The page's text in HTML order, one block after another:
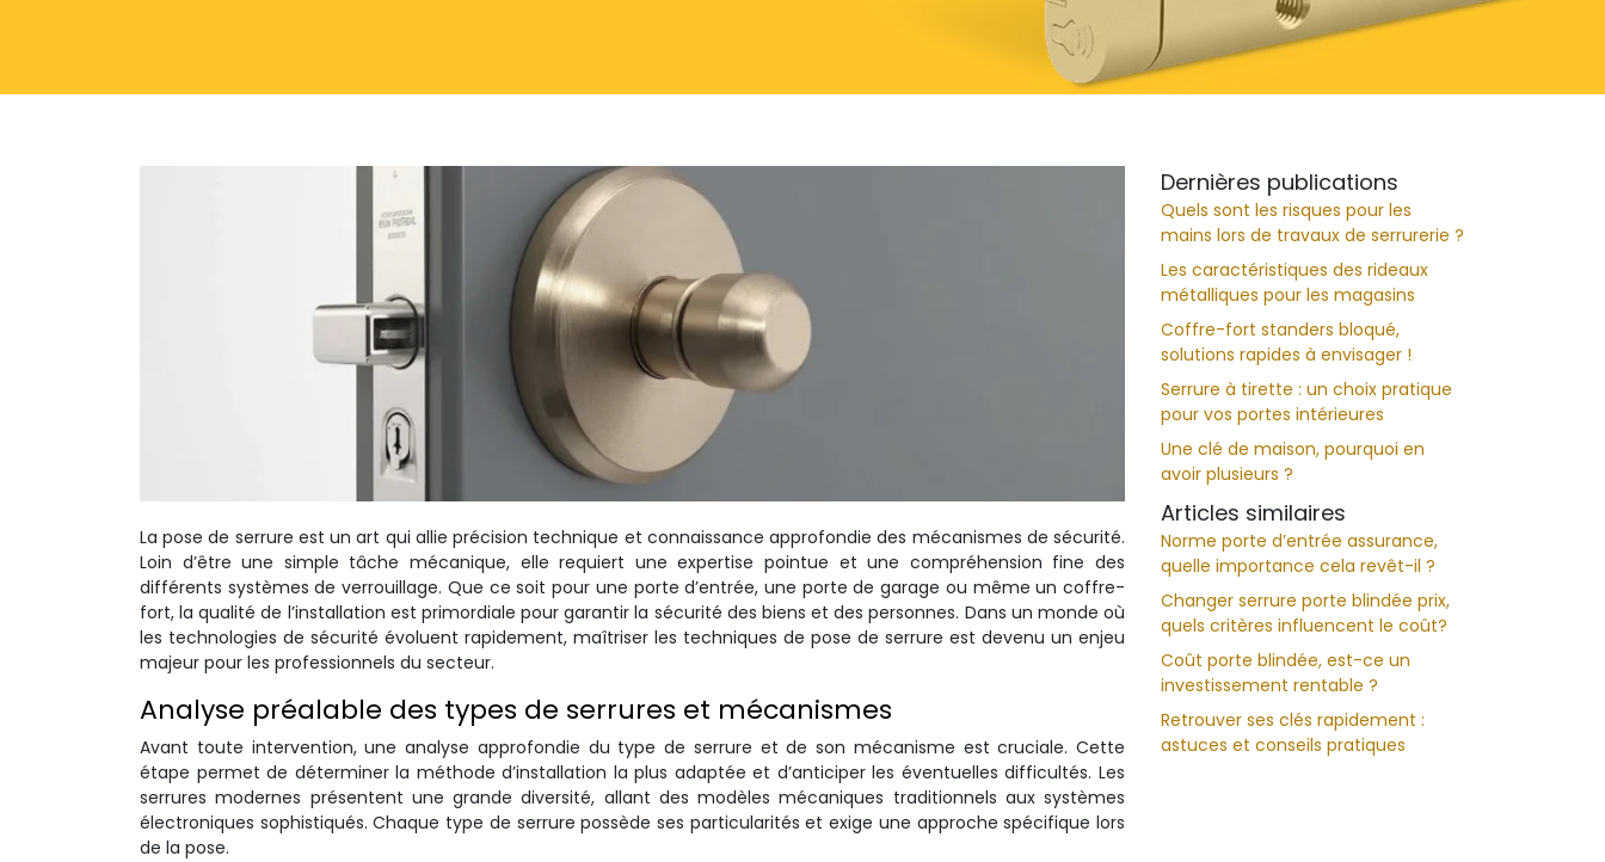
La pose de serrure est un art qui allie précision technique et connaissance approfondie des mécanismes de sécurité.
Loin d’être une simple tâche mécanique, elle requiert une expertise pointue et une compréhension fine des
différents systèmes de verrouillage. Que ce soit pour une porte d’entrée, une porte de garage ou même un coffre-
fort, la qualité de l’installation est primordiale pour garantir la sécurité des biens et des personnes. Dans un monde où
les technologies de sécurité évoluent rapidement, maîtriser les techniques de pose de serrure est devenu un enjeu
majeur pour les professionnels du secteur.
Analyse préalable des types de serrures et mécanismes
Avant toute intervention, une analyse approfondie du type de serrure et de son mécanisme est cruciale. Cette
étape permet de déterminer la méthode d’installation la plus adaptée et d’anticiper les éventuelles difficultés. Les
serrures modernes présentent une grande diversité, allant des modèles mécaniques traditionnels aux systèmes
électroniques sophistiqués. Chaque type de serrure possède ses particularités et exige une approche spécifique lors
de la pose.
Dernières publications
Quels sont les risques pour les
mains lors de travaux de serrurerie ?
Les caractéristiques des rideaux
métalliques pour les magasins
Coffre-fort standers bloqué,
solutions rapides à envisager !
Serrure à tirette : un choix pratique
pour vos portes intérieures
Une clé de maison, pourquoi en
avoir plusieurs ?
Articles similaires
Norme porte d’entrée assurance,
quelle importance cela revêt-il ?
Changer serrure porte blindée prix,
quels critères influencent le coût?
Coût porte blindée, est-ce un
investissement rentable ?
Retrouver ses clés rapidement :
astuces et conseils pratiques